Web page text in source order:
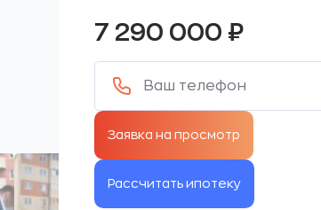
7 290 000 ₽
Рассчитать ипотеку